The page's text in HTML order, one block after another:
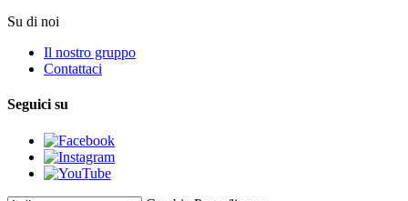
Su di noi
Il nostro gruppo
Contattaci
Seguici su